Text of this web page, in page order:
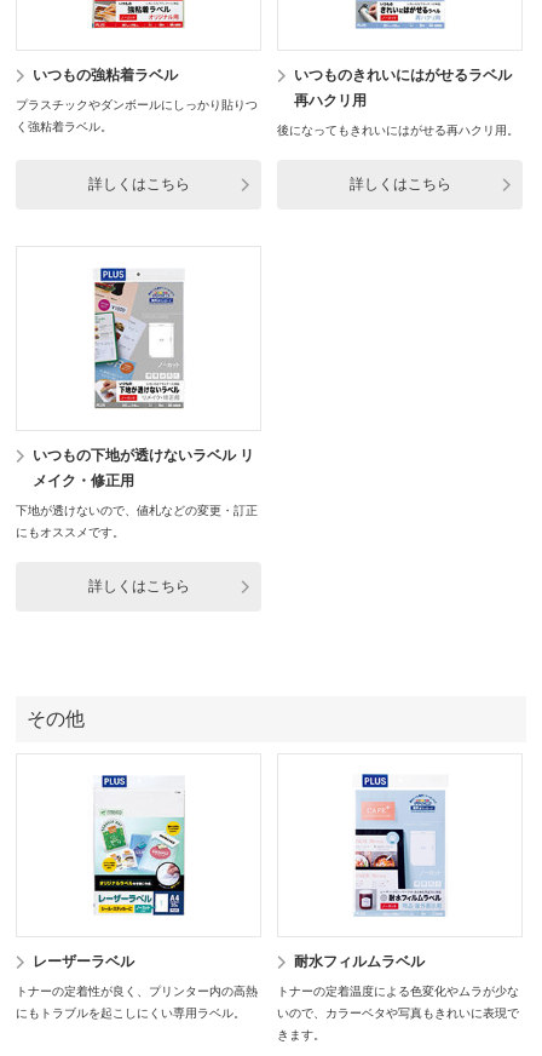
いつもの強粘着ラベル
プラスチックやダンボールにしっかり貼りつ
く強粘着ラベル。
詳しくはこちら
いつものきれいにはがせるラベル
再ハクリ用
後になってもきれいにはがせる再ハクリ用。
詳しくはこちら
いつもの下地が透けないラベル リ
メイク・修正用
下地が透けないので、値札などの変更・訂正
にもオススメです。
詳しくはこちら
その他
レーザーラベル
トナーの定着性が良く、プリンター内の高熱
にもトラブルを起こしにくい専用ラベル。
耐水フィルムラベル
トナーの定着温度による色変化やムラが少な
いので、カラーベタや写真もきれいに表現で
きます。